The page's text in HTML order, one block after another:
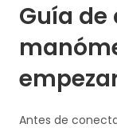
Guía
Antes de